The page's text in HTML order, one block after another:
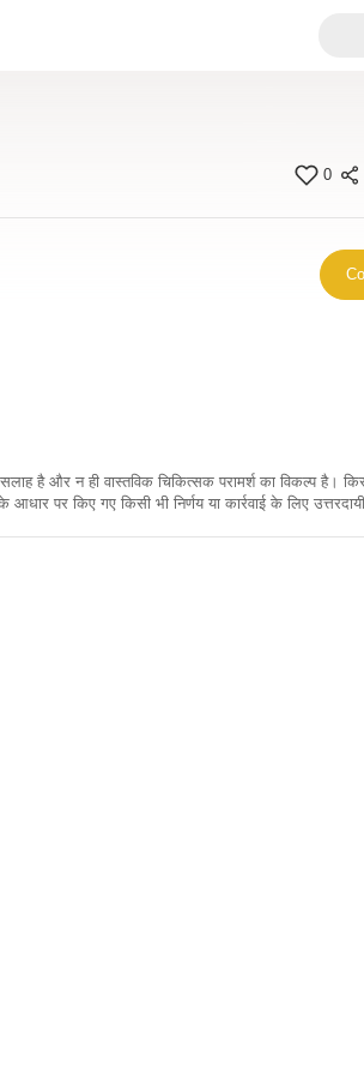
0
है और न ही वास्तविक चिकित्सक परामर्श का विकल्प है।
पर किए गए किसी भी निर्णय या कार्रवाई के लिए उत्तरदायी